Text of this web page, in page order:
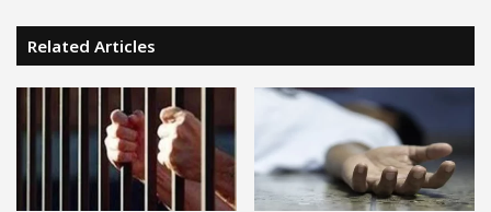
Related Articles